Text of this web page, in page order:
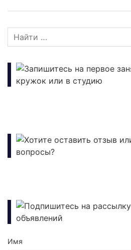
окне)
Запишитесь на первое
кружок или в студию
Хотите оставить отзыв
вопросы?
Подпишитесь на
объявлений
Имя